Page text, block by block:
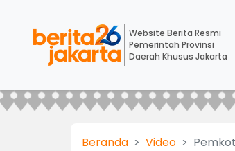
Website Berita Resmi
Pemerintah Provinsi
Daerah Khusus Jakarta
Beranda Video